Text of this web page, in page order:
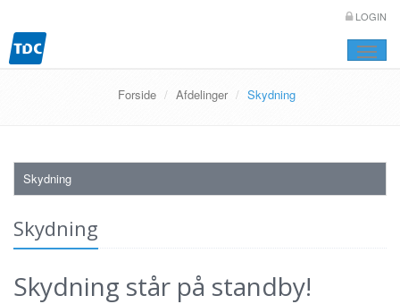
LOGIN
Toggle
Forside
Afdelinger Skydning
Skydning
Skydning
Skydning står på standby!